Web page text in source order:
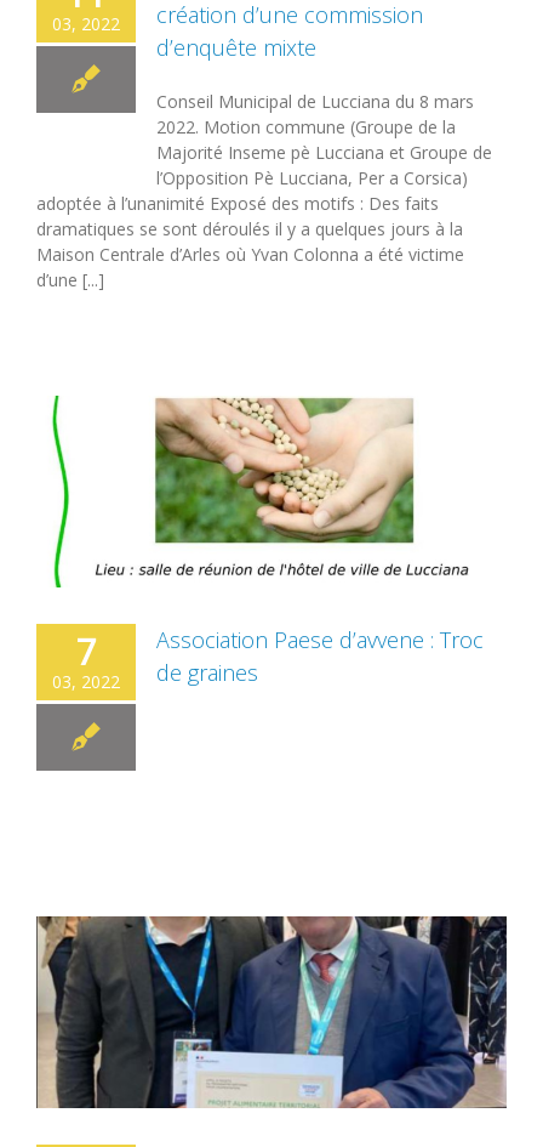
03, 2022
création d’une commission
d’enquête mixte
Conseil Municipal de Lucciana du 8 mars
2022. Motion commune (Groupe de la
Majorité Inseme pè Lucciana et Groupe de
l’Opposition Pè Lucciana, Per a Corsica)
adoptée à l’unanimité Exposé des motifs : Des faits
dramatiques se sont déroulés il y a quelques jours à la
Maison Centrale d’Arles où Yvan Colonna a été victime
d’une [...]
7
03, 2022
Association Paese d’avvene : Troc
de graines